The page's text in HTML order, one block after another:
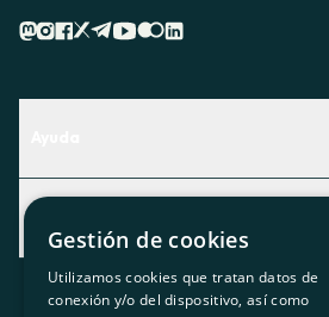
Descubre qué servicio te encaja
Contacto
Actualidad
El rincón de la socia
Gestión de cookies
Utilizamos cookies que tratan datos de
conexión y/o del dispositivo, así como